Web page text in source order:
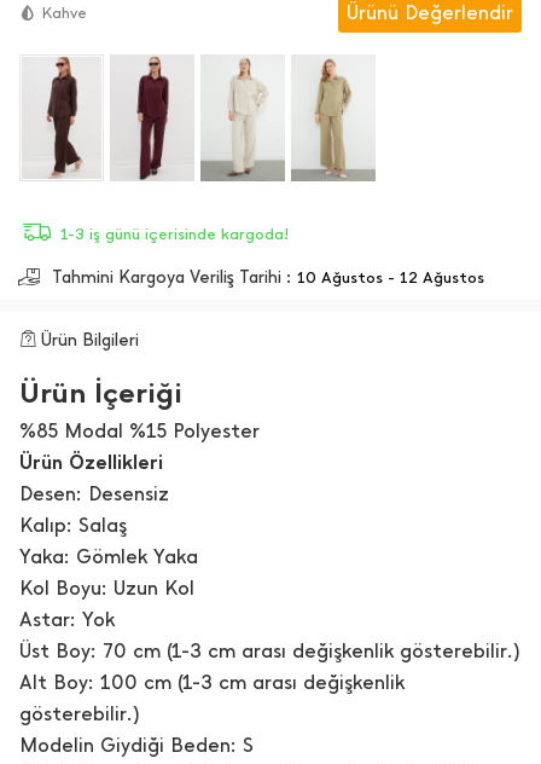
Kahve Ürünü Değerlendir
1-3 iş günü içerisinde kargoda!
Tahmini Kargoya Veriliş Tarihi : 10 Ağustos - 12 Ağustos
Ürün Bilgileri
Ürün İçeriği
%85 Modal %15 Polyester
Ürün Özellikleri
Desen: Desensiz
Kalıp: Salaş
Yaka: Gömlek Yaka
Kol Boyu: Uzun Kol
Astar: Yok
Üst Boy: 70 cm (1-3 cm arası değişkenlik gösterebilir.)
Alt Boy: 100 cm (1-3 cm arası değişkenlik
gösterebilir.)
Modelin Giydiği Beden: S